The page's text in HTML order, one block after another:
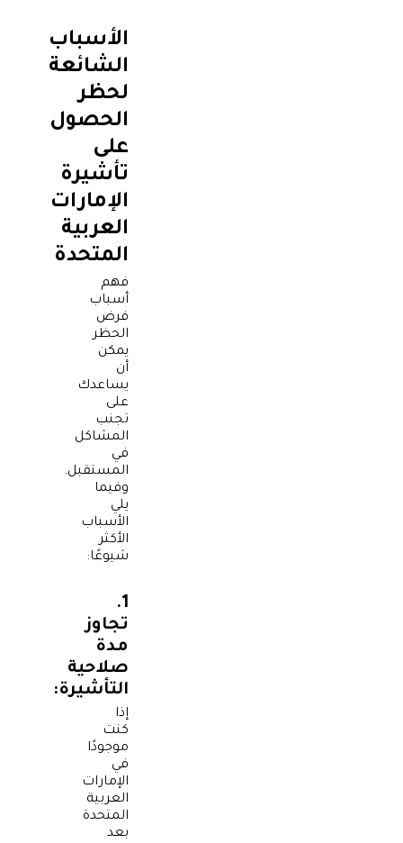
الأسباب
الشائعة
لحظر
الحصول
على
تأشيرة
الإمارات
العربية
المتحدة
فهم
أسباب
فرض
الحظر
يمكن
أن
يساعدك
على
تجنب
المشاكل
في
المستقبل.
وفيما
يلي
الأسباب
الأكثر
شيوعًا:
1.
تجاوز
مدة
صلاحية
التأشيرة:
إذا
كنت
موجودًا
في
الإمارات
العربية
المتحدة
بعد